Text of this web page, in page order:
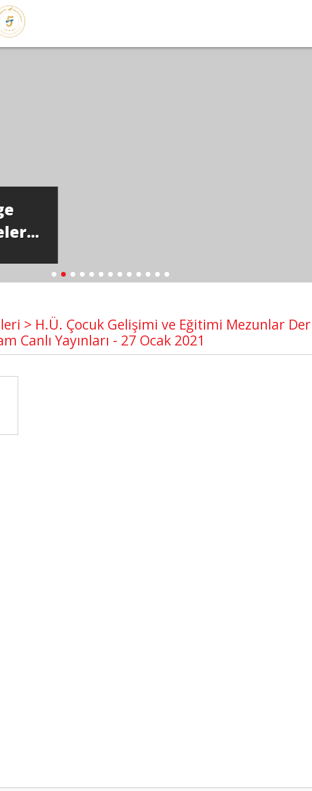
> H.Ü. Çocuk Gelişimi ve Eğitimi Mezunlar
Canlı Yayınları - 27 Ocak 2021